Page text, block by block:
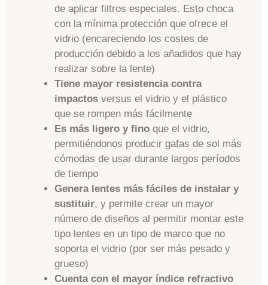
de aplicar filtros especiales. Esto choca
con la mínima protección que ofrece el
vidrio (encareciendo los costes de
producción debido a los añadidos que hay
realizar sobre la lente)
Tiene mayor resistencia contra
impactos versus el vidrio y el plástico
que se rompen más fácilmente
Es más ligero y fino que el vidrio,
permitiéndonos producir gafas de sol más
cómodas de usar durante largos períodos
de tiempo
Genera lentes más fáciles de instalar y
sustituir, y permite crear un mayor
número de diseños al permitir montar este
tipo lentes en un tipo de marco que no
soporta el vidrio (por ser más pesado y
grueso)
Cuenta con el mayor índice refractivo